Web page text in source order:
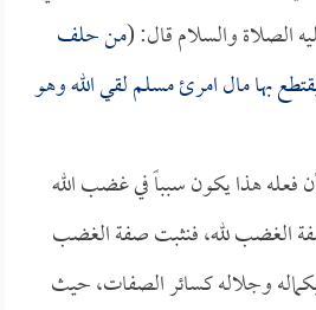
الصلاة والسلام قال: (من حلف
بها مال امرئ مسلم لقي الله وهو
فعله هذا يكون سبباً في غضب الله
الغضب لله، فنثبت صفة الغضب
وجلاله كسائر الصفات، حيث